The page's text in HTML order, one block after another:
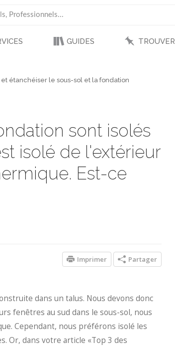
GUIDES TROUVER
étanchéiser le sous-sol et la fondation
sont isolés
isolé de l'extérieur
Est-ce
Partager
Imprimer
dans un talus. Nous devons donc
fenêtres au sud dans le sous-sol, nous
Cependant, nous préférons isolé les
Or, dans votre article «Top 3 des